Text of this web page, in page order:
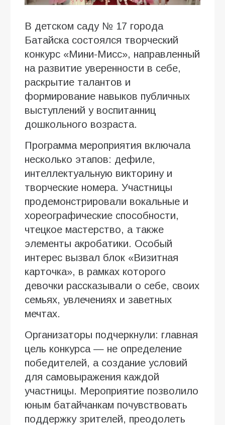
В детском саду № 17 города
Батайска состоялся творческий
конкурс «Мини-Мисс», направленный
на развитие уверенности в себе,
раскрытие талантов и
формирование навыков публичных
выступлений у воспитанниц
дошкольного возраста.
Программа мероприятия включала
несколько этапов: дефиле,
интеллектуальную викторину и
творческие номера. Участницы
продемонстрировали вокальные и
хореографические способности,
чтецкое мастерство, а также
элементы акробатики. Особый
интерес вызвал блок «Визитная
карточка», в рамках которого
девочки рассказывали о себе, своих
семьях, увлечениях и заветных
мечтах.
Организаторы подчеркнули: главная
цель конкурса — не определение
победителей, а создание условий
для самовыражения каждой
участницы. Мероприятие позволило
юным батайчанкам почувствовать
поддержку зрителей, преодолеть